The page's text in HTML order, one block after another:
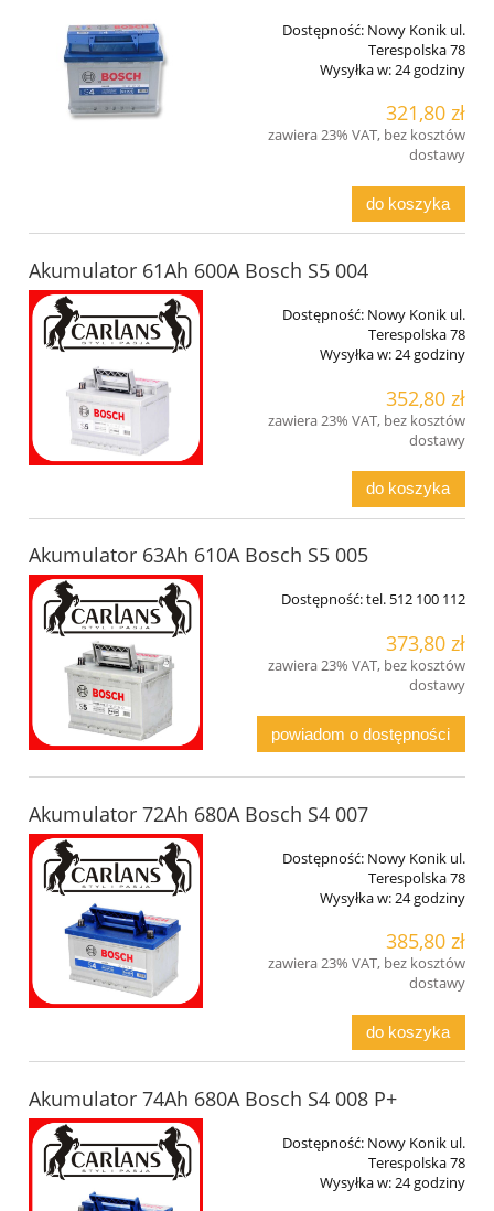
Dostępność: Nowy Konik ul.
Terespolska 78
Wysyłka w:24 godziny
321,80 zł
zawiera 23% VAT, bez kosztów
dostawy
do koszyka
Akumulator 61Ah 600A Bosch S5 004
Dostępność: Nowy Konik ul.
Terespolska 78
Wysyłka w:24 godziny
352,80 zł
zawiera 23% VAT, bez kosztów
dostawy
do koszyka
Akumulator 63Ah 610A Bosch S5 005
Dostępność:tel. 512 100 112
373,80 zł
zawiera 23% VAT, bez kosztów
dostawy
powiadom o dostępności
Akumulator 72Ah 680A Bosch S4 007
Dostępność: Nowy Konik ul.
Terespolska 78
Wysyłka w:24 godziny
385,80 zł
zawiera 23% VAT, bez kosztów
dostawy
do koszyka
Akumulator 74Ah 680A Bosch S4 008 P+
Dostępność: Nowy Konik ul.
Terespolska 78
Wysyłka w:24 godziny